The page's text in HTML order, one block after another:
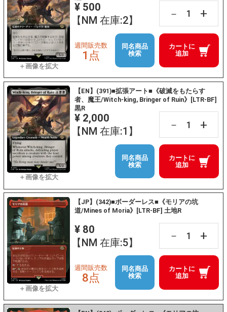
¥ 500
【NM 在庫:2】
－ +
カートに
追加
週間販売数
1点
同名商品
検索
【EN】(391)■拡張アート■《破滅をもたらす
者、魔王/Witch-king, Bringer of Ruin》[LTR-BF]
黒R
¥ 2,000
【NM 在庫:1】
－ +
カートに
追加
同名商品
検索
【JP】(342)■ボーダーレス■《モリアの坑
道/Mines of Moria》[LTR-BF] 土地R
¥ 80
【NM 在庫:5】
－ +
カートに
追加
週間販売数
8点
同名商品
検索